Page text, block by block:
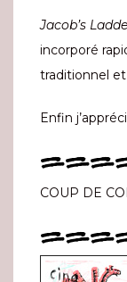
Jacob’s
incorporé
traditionnel
Enfin
COUP DE